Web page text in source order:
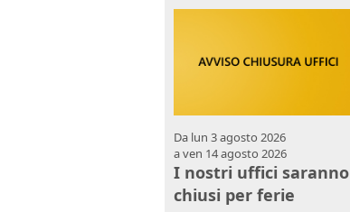
Da lun 3 agosto 2026
aven 14 agosto 2026
I nostri uffici saranno
chiusi per ferie